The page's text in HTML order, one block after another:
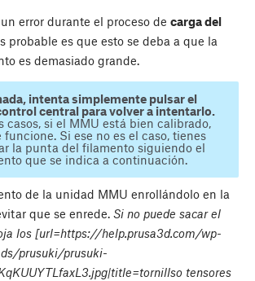
error durante el proceso de carga del
probable es que esto se deba a que la
es demasiado grande.
intenta simplemente pulsar el
central para volver a intentarlo.
casos, si el MMU está bien calibrado,
funcione. Si ese no es el caso, tienes
la punta del filamento siguiendo el
que se indica a continuación.
de la unidad MMU enrollándolo en la
que se enrede. Si no puede sacar el
los [url=https://help.prusa3d.com/wp-
prusuki/prusuki-
tensores